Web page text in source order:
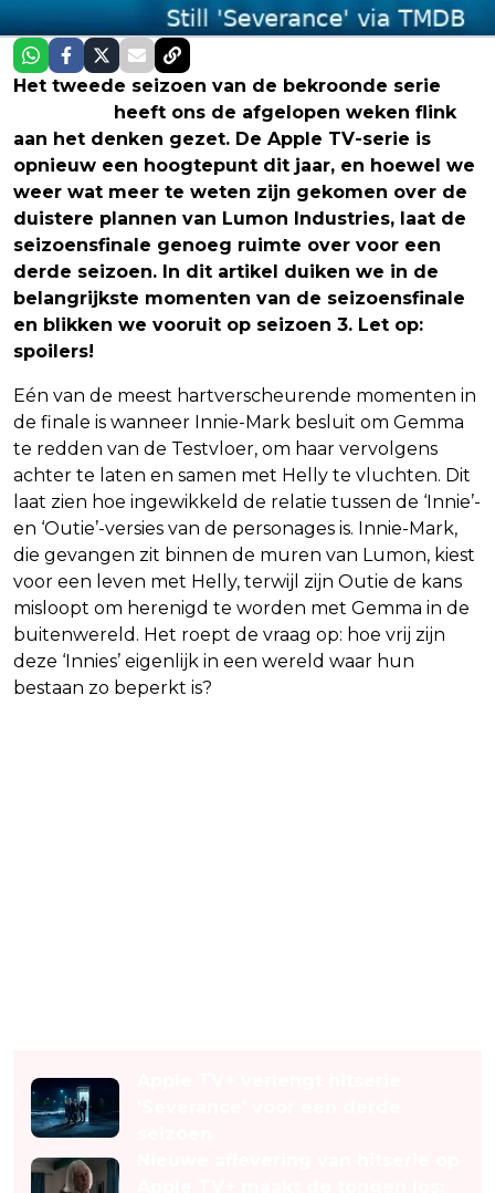
Het tweede seizoen van de bekroonde serie
heeft ons de afgelopen weken flink
aan het denken gezet. De Apple TV-serie is
opnieuw een hoogtepunt dit jaar, en hoewel we
weer wat meer te weten zijn gekomen over de
duistere plannen van Lumon Industries, laat de
seizoensfinale genoeg ruimte over voor een
derde seizoen. In dit artikel duiken we in de
belangrijkste momenten van de seizoensfinale
en blikken we vooruit op seizoen 3. Let op:
spoilers!
Eén van de meest hartverscheurende momenten in
de finale is wanneer Innie-Mark besluit om Gemma
te redden van de Testvloer, om haar vervolgens
achter te laten en samen met Helly te vluchten. Dit
laat zien hoe ingewikkeld de relatie tussen de ‘Innie’-
en ‘Outie’-versies van de personages is. Innie-Mark,
die gevangen zit binnen de muren van Lumon, kiest
voor een leven met Helly, terwijl zijn Outie de kans
misloopt om herenigd te worden met Gemma in de
buitenwereld. Het roept de vraag op: hoe vrij zijn
deze ‘Innies’ eigenlijk in een wereld waar hun
bestaan zo beperkt is?